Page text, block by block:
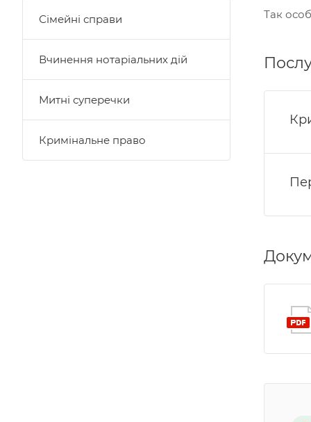
Так
Сімейні справи
Вчинення нотаріальних дій
Митні суперечки
Кримінальне право